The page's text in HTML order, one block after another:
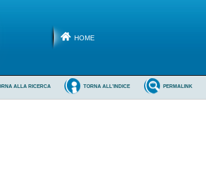
HOME
PERMALINK
TORNA ALL'INDICE
ALLA RICERCA